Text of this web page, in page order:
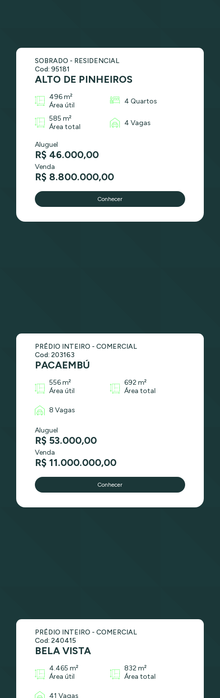
SOBRADO - RESIDENCIAL
Cod: 95181
ALTO DE PINHEIROS
496 m²
Área útil
4 Quartos
585 m²
Área total
4 Vagas
Aluguel
R$ 46.000,00
Venda
R$ 8.800.000,00
Conhecer
PRÉDIO INTEIRO - COMERCIAL
Cod: 203163
PACAEMBÚ
556 m²
Área útil
692 m²
Área total
8 Vagas
Aluguel
R$ 53.000,00
Venda
R$ 11.000.000,00
Conhecer
PRÉDIO INTEIRO - COMERCIAL
Cod: 240415
BELA VISTA
4.465 m²
Área útil
832 m²
Área total
41 Vagas